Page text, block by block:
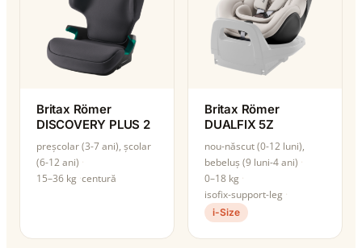
Britax Römer
DISCOVERY PLUS 2
preșcolar (3-7 ani), școlar
(6-12 ani)
15–36 kg centură
Britax Römer
DUALFIX 5Z
nou-născut (0-12 luni),
bebeluș (9 luni-4 ani)
0–18 kg
isofix-support-leg
i-Size